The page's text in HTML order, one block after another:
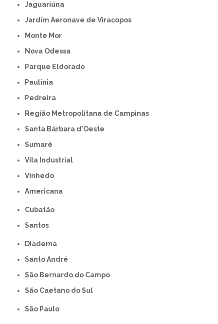
Jaguariúna
Jardim Aeronave de Viracopos
Monte Mor
Nova Odessa
Parque Eldorado
Paulínia
Pedreira
Região Metropolitana de Campinas
Santa Bárbara d'Oeste
Sumaré
Vila Industrial
Vinhedo
americana
Cubatão
Santos
Diadema
Santo André
São Bernardo do Campo
São Caetano do Sul
São Paulo